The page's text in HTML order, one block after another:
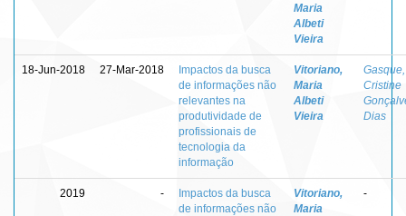
Maria
Albeti
Vieira
18-Jun-2018 27-Mar-2018
Impactos da busca
de informações não
relevantes na
produtividade de
profissionais de
tecnologia da
informação
Vitoriano,
Maria
Albeti
Vieira
Cristine
Dias
2019 -
Impactos da busca
de informações não
Vitoriano,
Maria
-